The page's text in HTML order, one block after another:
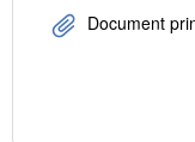
Document